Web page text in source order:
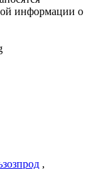
информации о
,